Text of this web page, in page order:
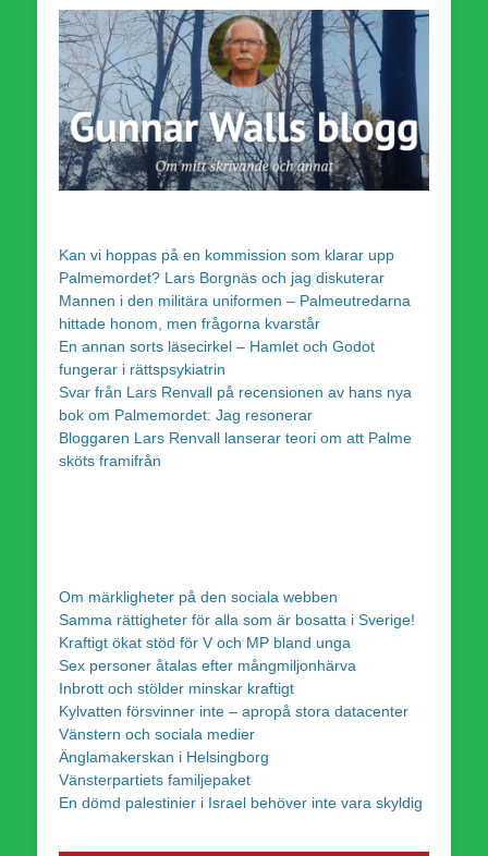
Kan vi hoppas på en kommission som klarar upp
Palmemordet? Lars Borgnäs och jag diskuterar
Mannen i den militära uniformen – Palmeutredarna
hittade honom, men frågorna kvarstår
En annan sorts läsecirkel – Hamlet och Godot
fungerar i rättspsykiatrin
Svar från Lars Renvall på recensionen av hans nya
bok om Palmemordet: Jag resonerar
Bloggaren Lars Renvall lanserar teori om att Palme
sköts framifrån
Om märkligheter på den sociala webben
Samma rättigheter för alla som är bosatta i Sverige!
Kraftigt ökat stöd för V och MP bland unga
Sex personer åtalas efter mångmiljonhärva
Inbrott och stölder minskar kraftigt
Kylvatten försvinner inte – apropå stora datacenter
Vänstern och sociala medier
Änglamakerskan i Helsingborg
Vänsterpartiets familjepaket
En dömd palestinier i Israel behöver inte vara skyldig